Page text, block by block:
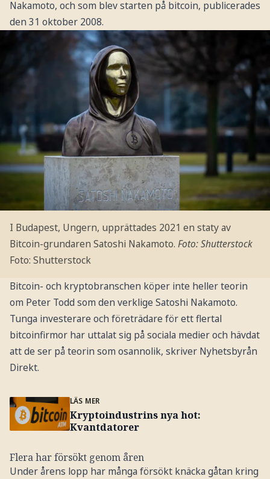
Nakamoto, och som blev starten på bitcoin, publicerades
den 31 oktober 2008.
I Budapest, Ungern, upprättades 2021 en staty av
Bitcoin-grundaren Satoshi Nakamoto. Foto: Shutterstock
Foto: Shutterstock
Bitcoin- och kryptobranschen köper inte heller teorin
om Peter Todd som den verklige Satoshi Nakamoto.
Tunga investerare och företrädare för ett flertal
bitcoinfirmor har uttalat sig på sociala medier och hävdat
att de ser på teorin som osannolik, skriver Nyhetsbyrån
Direkt.
LÄS MER
Kryptoindustrins nya hot:
Kvantdatorer
Flera har försökt genom åren
Under årens lopp har många försökt knäcka gåtan kring